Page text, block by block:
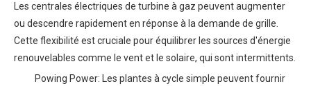
Les centrales électriques de turbine à gaz peuvent augmenter
ou descendre rapidement en réponse à la demande de grille.
Cette flexibilité est cruciale pour équilibrer les sources d'énergie
renouvelables comme le vent et le solaire, qui sont intermittents.
Powing Power: Les plantes à cycle simple peuvent fournir